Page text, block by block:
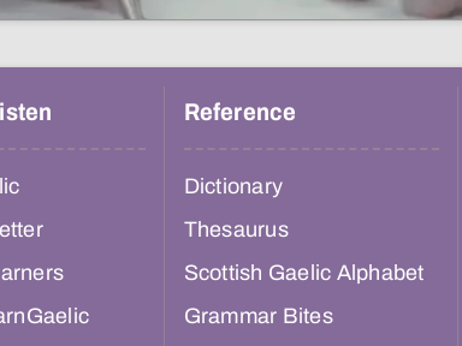
Reference
Dictionary
Thesaurus
Scottish Gaelic Alphabet
Grammar Bites